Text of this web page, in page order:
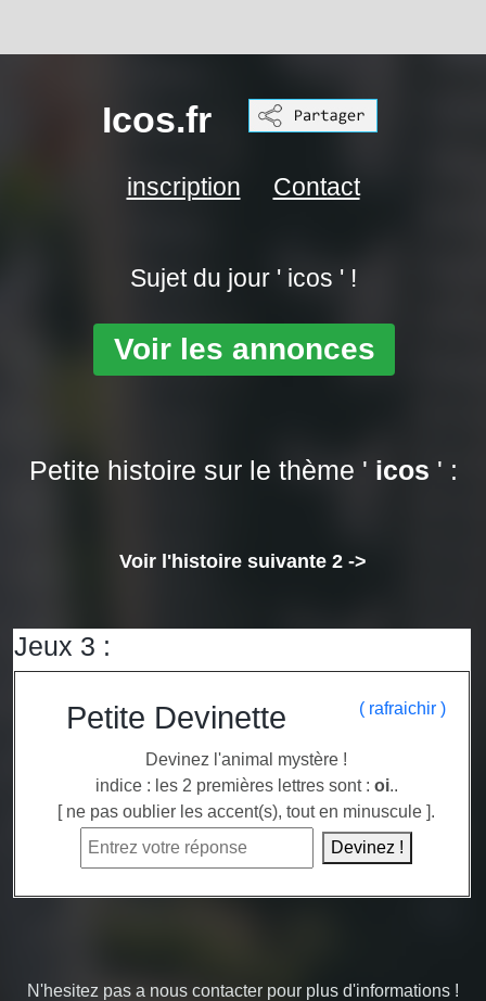
Icos.fr
inscription Contact
Sujet du jour ' icos ' !
Voir les annonces
Petite histoire sur le thème ' icos ' :
Voir l'histoire suivante 2 ->
Jeux 3 :
Petite Devinette ( rafraichir )
Devinez l'animal mystère !
indice : les 2 premières lettres sont : oi..
[ ne pas oublier les accent(s), tout en minuscule ].
Devinez !
N'hesitez pas a nous contacter pour plus d'informations !